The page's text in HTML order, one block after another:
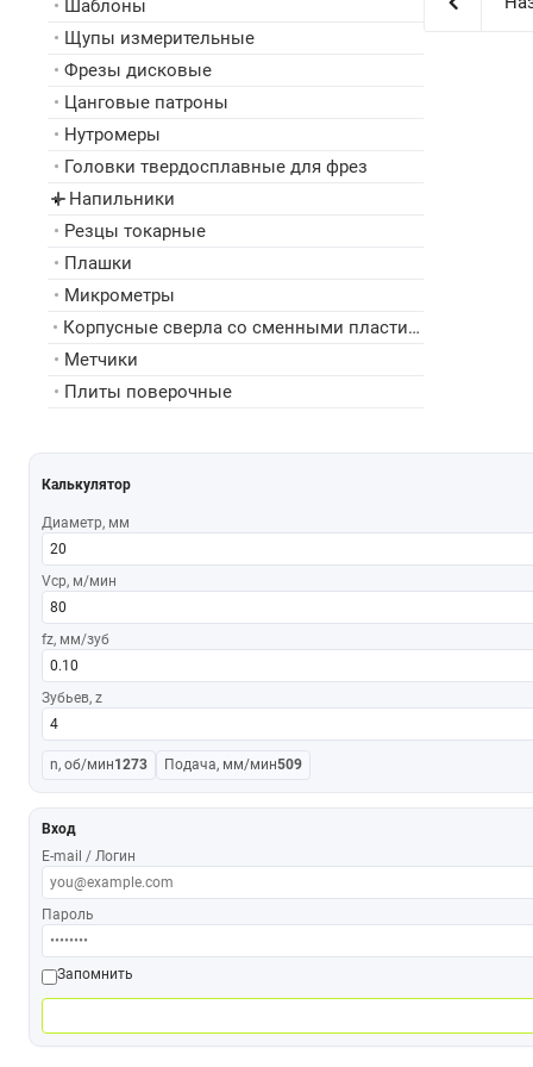
• Шаблоны
• Щупы измерительные
• Фрезы дисковые
• Цанговые патроны
• Нутромеры
• Головки твердосплавные для фрез
▸ Напильники
• Резцы токарные
• Плашки
• Микрометры
•
Корпусные сверла со сменными пластинами
• Метчики
• Плиты поверочные
Калькулятор
Диаметр, мм
Vср, м/мин
fz, мм/зуб
Зубьев, z
n, об/мин1273 Подача, мм/мин509
Вход
E-mail / Логин
Пароль
Запомнить